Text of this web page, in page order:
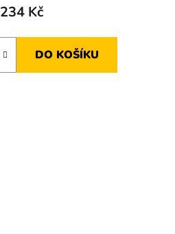
234 Kč
DO KOŠÍKU